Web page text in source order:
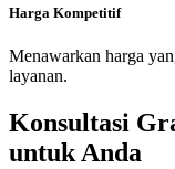
Harga Kompetitif
Menawarkan harga
layanan.
Konsultasi
untuk Anda